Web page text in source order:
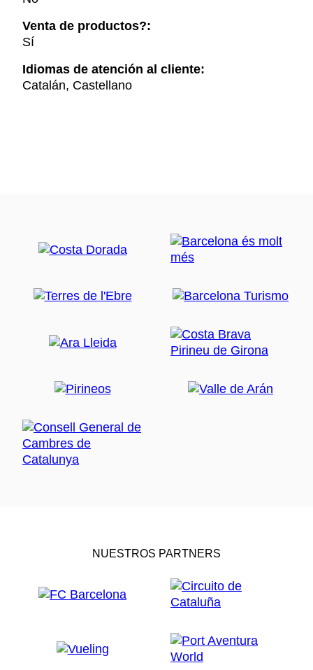
Venta de productos?:
Sí
Idiomas de atención al cliente:
Catalán, Castellano
NUESTROS PARTNERS